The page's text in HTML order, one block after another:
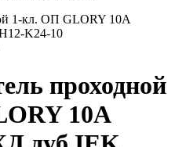
проходной
10А